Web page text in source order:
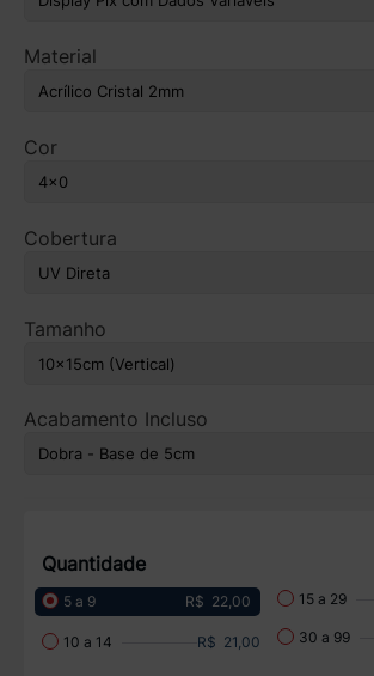
Material
Cor
Cobertura
Tamanho
Acabamento Incluso
Quantidade
5 a 9 R$ 22,00
10 a 14 R$ 21,00
15 a 29
30 a 99